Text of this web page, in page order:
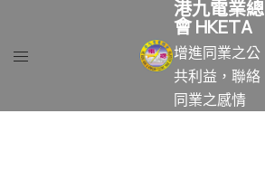
港九電業總
會 HKETA
增進同業之公
共利益，聯絡
同業之感情